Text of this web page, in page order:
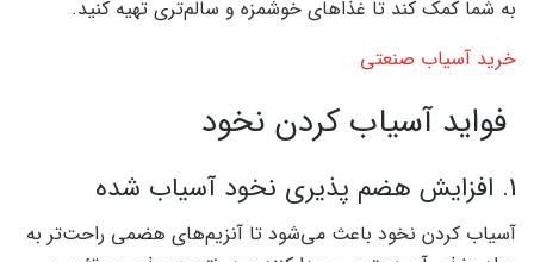
به شما کمک کند تا غذاهای خوشمزه و سالم‌تری تهیه کنید.
خرید آسیاب صنعتی
فواید آسیاب کردن نخود
1. افزایش هضم‌ پذیری نخود آسیاب شده
آسیاب کردن نخود باعث می‌شود تا آنزیم‌های هضمی راحت‌تر به